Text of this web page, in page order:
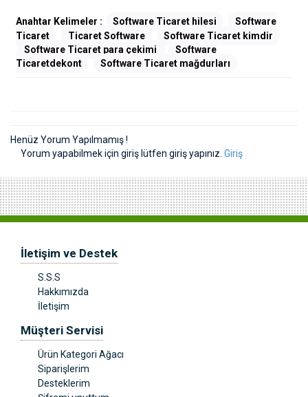
Anahtar Kelimeler : Software Ticaret hilesi
Software
Ticaret
Ticaret Software
Software Ticaret kimdir
Software Ticaret para çekimi
Software
Ticaretdekont
Software Ticaret mağdurları
Henüz Yorum Yapılmamış !
Yorum yapabilmek için giriş lütfen giriş yapınız. Giriş
İletişim ve Destek
S.S.S
Hakkımızda
İletişim
Müşteri Servisi
Ürün Kategori Ağacı
Siparişlerim
Desteklerim